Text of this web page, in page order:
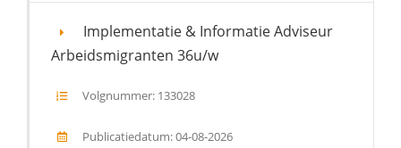
Implementatie & Informatie Adviseur
Arbeidsmigranten 36u/w
Volgnummer: 133028
Publicatiedatum: 04-08-2026